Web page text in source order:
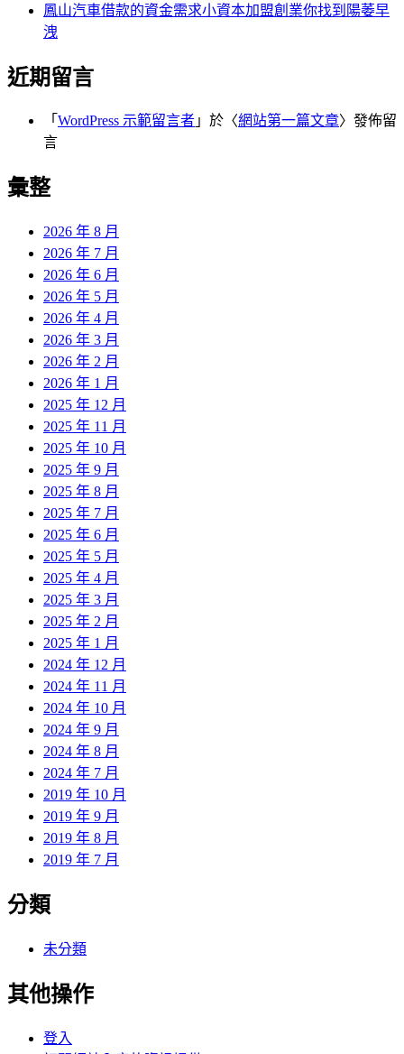
鳳山汽車借款的資金需求小資本加盟創業你找到陽萎早
洩
近期留言
「 WordPress 示範留言者 」於〈網站第一篇文章〉發佈留
言
彙整
2026 年 8 月
2026 年 7 月
2026 年 6 月
2026 年 5 月
2026 年 4 月
2026 年 3 月
2026 年 2 月
2026 年 1 月
2025 年 12 月
2025 年 11 月
2025 年 10 月
2025 年 9 月
2025 年 8 月
2025 年 7 月
2025 年 6 月
2025 年 5 月
2025 年 4 月
2025 年 3 月
2025 年 2 月
2025 年 1 月
2024 年 12 月
2024 年 11 月
2024 年 10 月
2024 年 9 月
2024 年 8 月
2024 年 7 月
2019 年 10 月
2019 年 9 月
2019 年 8 月
2019 年 7 月
分類
未分類
其他操作
登入